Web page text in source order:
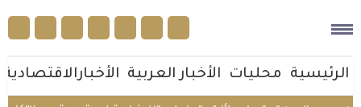
الرئيسية محليات الأخبار العربية الأخبارالاقتصادية